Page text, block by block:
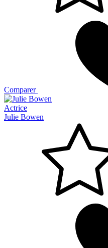
Comparer
Actrice
Julie Bowen